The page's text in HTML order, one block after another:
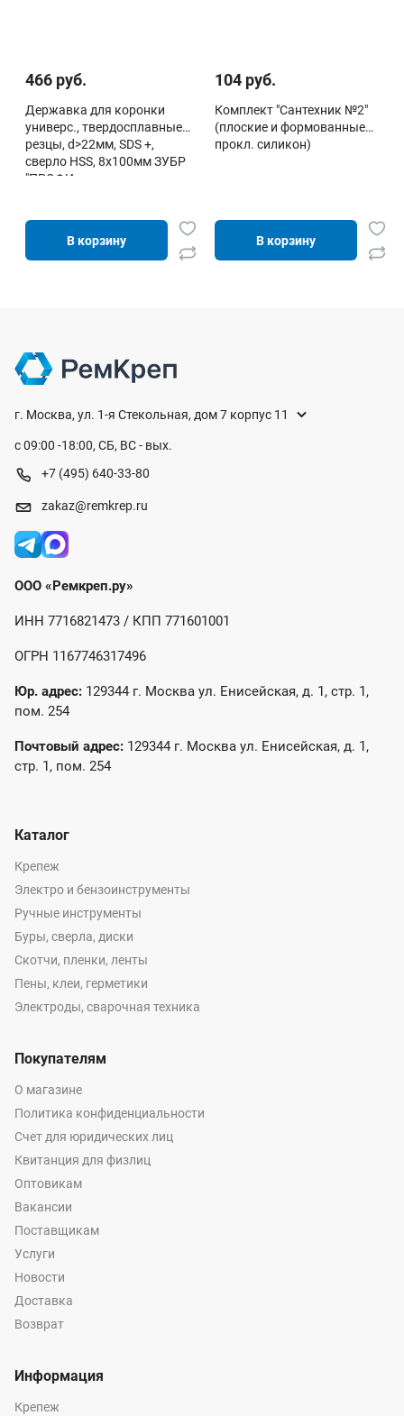
466 руб.
Державка для коронки
универс., твердосплавные
резцы, d>22мм, SDS +,
сверло HSS, 8х100мм ЗУБР
"ПРОФИ
В корзину
104 руб.
Комплект "Сантехник №2"
(плоские и формованные
прокл. силикон)
В корзину
г. Москва, ул. 1-я Стекольная, дом 7 корпус 11
с 09:00 -18:00, СБ, ВС - вых.
+7 (495) 640-33-80
zakaz@remkrep.ru
ООО «Ремкреп.ру»
ИНН 7716821473 / КПП 771601001
ОГРН 1167746317496
Юр. адрес: 129344 г. Москва ул. Енисейская, д. 1, стр. 1,
пом. 254
Почтовый адрес: 129344 г. Москва ул. Енисейская, д. 1,
стр. 1, пом. 254
Каталог
Крепеж
Электро и бензоинструменты
Ручные инструменты
Буры, сверла, диски
Скотчи, пленки, ленты
Пены, клеи, герметики
Электроды, сварочная техника
Покупателям
О магазине
Политика конфиденциальности
Счет для юридических лиц
Квитанция для физлиц
Оптовикам
Вакансии
Поставщикам
Услуги
Новости
Доставка
Возврат
Информация
Крепеж